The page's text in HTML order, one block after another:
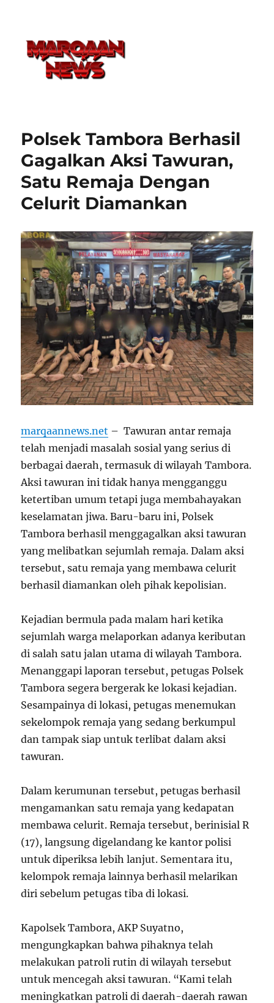
Polsek Tambora Berhasil
Gagalkan Aksi Tawuran,
Satu Remaja Dengan
Celurit Diamankan
marqaannews.net –Tawuran antar remaja
telah menjadi masalah sosial yang serius di
berbagai daerah, termasuk di wilayah Tambora.
Aksi tawuran ini tidak hanya mengganggu
ketertiban umum tetapi juga membahayakan
keselamatan jiwa. Baru-baru ini, Polsek
Tambora berhasil menggagalkan aksi tawuran
yang melibatkan sejumlah remaja. Dalam aksi
tersebut, satu remaja yang membawa celurit
berhasil diamankan oleh pihak kepolisian.
Kejadian bermula pada malam hari ketika
sejumlah warga melaporkan adanya keributan
di salah satu jalan utama di wilayah Tambora.
Menanggapi laporan tersebut, petugas Polsek
Tambora segera bergerak ke lokasi kejadian.
Sesampainya di lokasi, petugas menemukan
sekelompok remaja yang sedang berkumpul
dan tampak siap untuk terlibat dalam aksi
tawuran.
Dalam kerumunan tersebut, petugas berhasil
mengamankan satu remaja yang kedapatan
membawa celurit. Remaja tersebut, berinisial R
(17), langsung digelandang ke kantor polisi
untuk diperiksa lebih lanjut. Sementara itu,
kelompok remaja lainnya berhasil melarikan
diri sebelum petugas tiba di lokasi.
Kapolsek Tambora, AKP Suyatno,
mengungkapkan bahwa pihaknya telah
melakukan patroli rutin di wilayah tersebut
untuk mencegah aksi tawuran. “Kami telah
meningkatkan patroli di daerah-daerah rawan